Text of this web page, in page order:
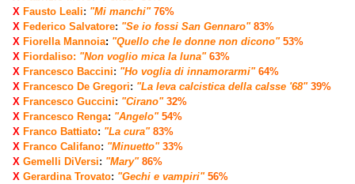
X Fausto Leali: "Mi manchi"76%
X Federico Salvatore: "Se io fossi San Gennaro"83%
X Fiorella Mannoia: "Quello che le donne non dicono" 53%
X Fiordaliso: "Non voglio mica la luna"63%
X Francesco Baccini: "Ho voglia di innamorarmi" 64%
X Francesco De Gregori: "La leva calcistica della calsse '68" 39%
X Francesco Guccini: "Cirano" 32%
X Francesco Renga: "Angelo"54%
X Franco Battiato: "La cura" 83%
X Franco Califano: "Minuetto" 33%
X Gemelli DiVersi: "Mary"86%
X Gerardina Trovato: "Gechi e vampiri"56%